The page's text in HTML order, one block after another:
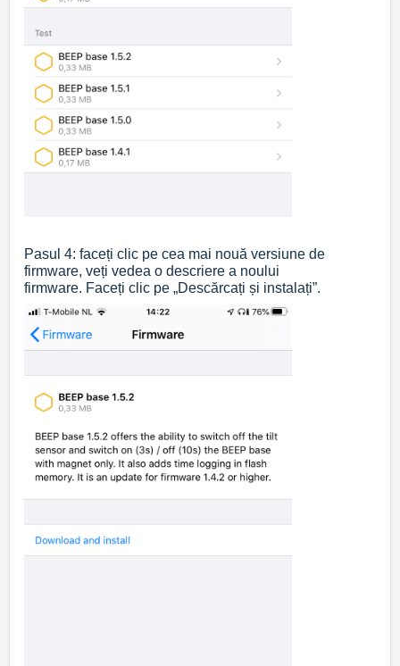
Pasul 4: faceți clic pe cea mai nouă versiune de
firmware, veți vedea o descriere a noului
firmware. Faceți clic pe „Descărcați și instalați”.